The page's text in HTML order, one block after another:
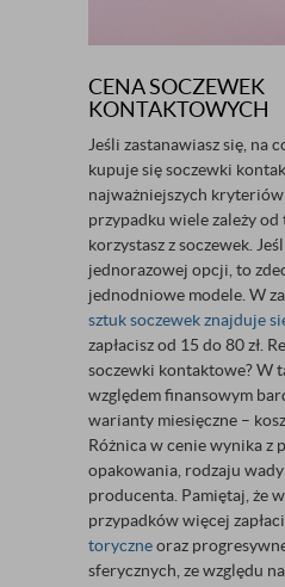
CENA SOCZEWEK
KONTAKTOWYCH
Jeśli zastanawiasz się, na
kupuje się soczewki
najważniejszych
przypadku wiele zależy od
korzystasz z soczewek.
jednorazowej opcji, to
jednodniowe modele. W
sztuk soczewek znajduje
zapłacisz od 15 do 80 zł.
soczewki kontaktowe? W
względem finansowym
warianty miesięczne –
Różnica w cenie wynika z
opakowania, rodzaju
producenta. Pamiętaj, że
przypadków więcej
toryczneoraz
sferycznych, ze względu